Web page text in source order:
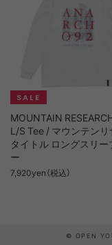
MOUNTAIN
L/S Tee / マウンテンリ
タイトル ロングスリー
ー
7,920yen（税込）
© OPEN